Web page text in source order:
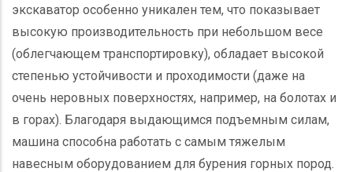
экскаватор особенно уникален тем, что показывает
высокую производительность при небольшом весе
(облегчающем транспортировку), обладает высокой
степенью устойчивости и проходимости (даже на
очень неровных поверхностях, например, на болотах и
в горах). Благодаря выдающимся подъемным силам,
машина способна работать с самым тяжелым
навесным оборудованием для бурения горных пород.